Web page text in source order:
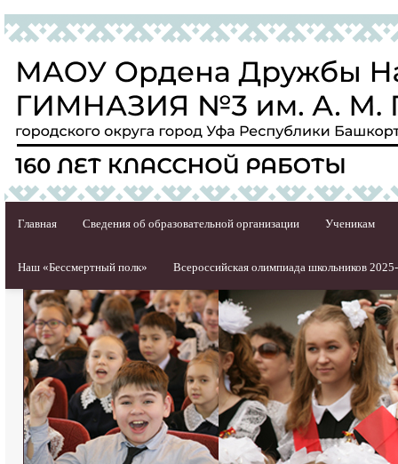
Главная Сведения об образовательной организации Ученикам
Наш «Бессмертный полк» Всероссийская олимпиада школьников